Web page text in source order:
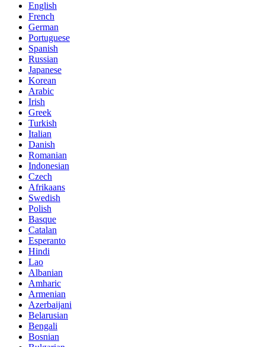
English
French
German
Portuguese
Spanish
Russian
Japanese
Korean
Arabic
Irish
Greek
Turkish
Italian
Danish
Romanian
Indonesian
Czech
Afrikaans
Swedish
Polish
Basque
Catalan
Esperanto
Hindi
Lao
Albanian
Amharic
Armenian
Azerbaijani
Belarusian
Bengali
Bosnian